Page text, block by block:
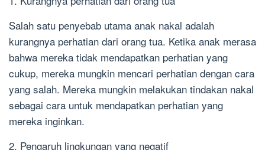
Salah satu penyebab utama anak nakal adalah
kurangnya perhatian dari orang tua. Ketika anak merasa
bahwa mereka tidak mendapatkan perhatian yang
cukup, mereka mungkin mencari perhatian dengan cara
yang salah. Mereka mungkin melakukan tindakan nakal
sebagai cara untuk mendapatkan perhatian yang
mereka inginkan.
2. Pengaruh lingkungan yang negatif